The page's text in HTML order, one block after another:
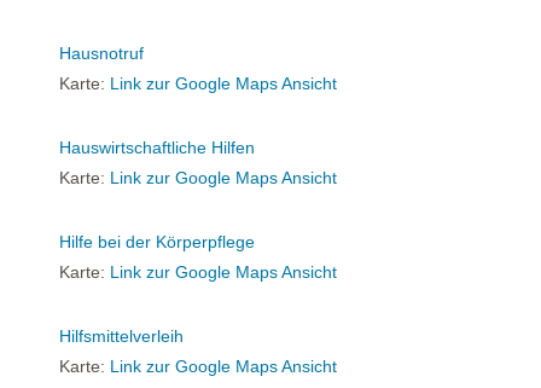
Hausnotruf
Karte: Link zur Google Maps Ansicht
Hauswirtschaftliche Hilfen
Karte: Link zur Google Maps Ansicht
Hilfe bei der Körperpflege
Karte: Link zur Google Maps Ansicht
Hilfsmittelverleih
Karte: Link zur Google Maps Ansicht